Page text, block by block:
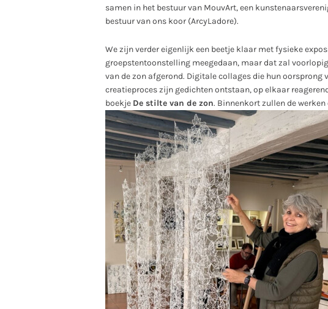
samen in het bestuur van MouvArt, een
bestuur van ons koor (ArcyLadore).
We zijn verder eigenlijk een beetje klaar met fysieke
groepstentoonstelling meegedaan, maar dat zal
van de zon afgerond. Digitale collages die hun oorsprong
creatieproces zijn gedichten ontstaan, op elkaar
boekje De stilte van de zon. Binnenkort zullen de